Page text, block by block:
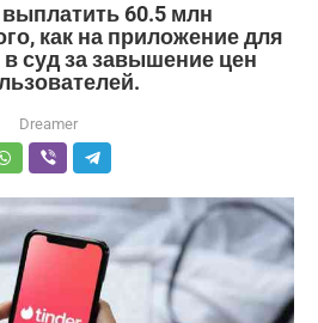
60.5 млн
как на приложение для
суд за завышение цен
Dreamer